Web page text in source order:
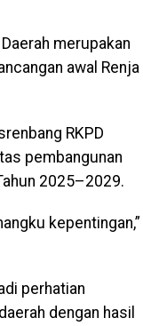
merupakan
awal Renja
RKPD
pembangunan
2025–2029.
kepentingan,”
perhatian
dengan hasil